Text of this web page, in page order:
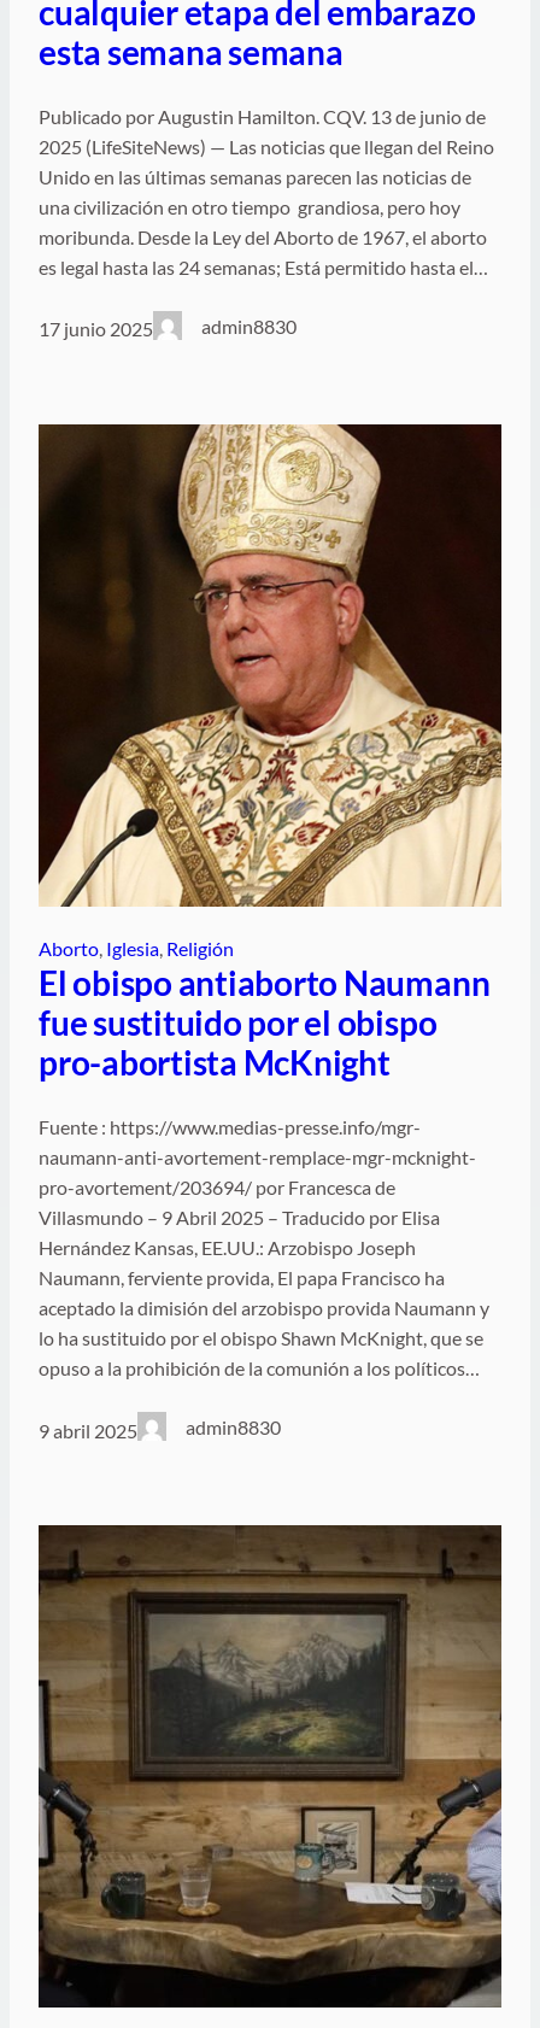
cualquier etapa del embarazo
esta semana semana
Publicado por Augustin Hamilton. CQV. 13 de junio de
2025 (LifeSiteNews) — Las noticias que llegan del Reino
Unido en las últimas semanas parecen las noticias de
una civilización en otro tiempo grandiosa, pero hoy
moribunda. Desde la Ley del Aborto de 1967, el aborto
es legal hasta las 24 semanas; Está permitido hasta el…
17 junio 2025 admin8830
Aborto, Iglesia, Religión
El obispo antiaborto Naumann
fue sustituido por el obispo
pro-abortista McKnight
Fuente : https://www.medias-presse.info/mgr-
naumann-anti-avortement-remplace-mgr-mcknight-
pro-avortement/203694/ por Francesca de
Villasmundo – 9 Abril 2025 – Traducido por Elisa
Hernández Kansas, EE.UU.: Arzobispo Joseph
Naumann, ferviente provida, El papa Francisco ha
aceptado la dimisión del arzobispo provida Naumann y
lo ha sustituido por el obispo Shawn McKnight, que se
opuso a la prohibición de la comunión a los políticos…
9 abril 2025 admin8830